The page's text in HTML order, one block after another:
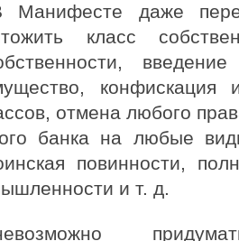
Манифесте даже
класс
введение
конфискация
отмена любого
банка на любые
повинности,
и т. д.